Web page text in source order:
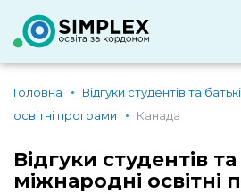
Головна
Відгуки студентів та
освітні програми
Канада
Відгуки студентів
міжнародні освітні